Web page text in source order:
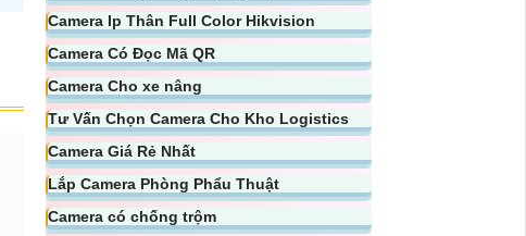
Camera Ip Thân Full Color Hikvision
Camera Có Đọc Mã QR
Camera Cho xe nâng
Tư Vấn Chọn Camera Cho Kho Logistics
Camera Giá Rẻ Nhất
Lắp Camera Phòng Phẩu Thuật
Camera có chống trộm